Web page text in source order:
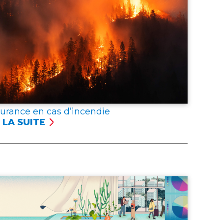
en cas d’incendie
LA SUITE